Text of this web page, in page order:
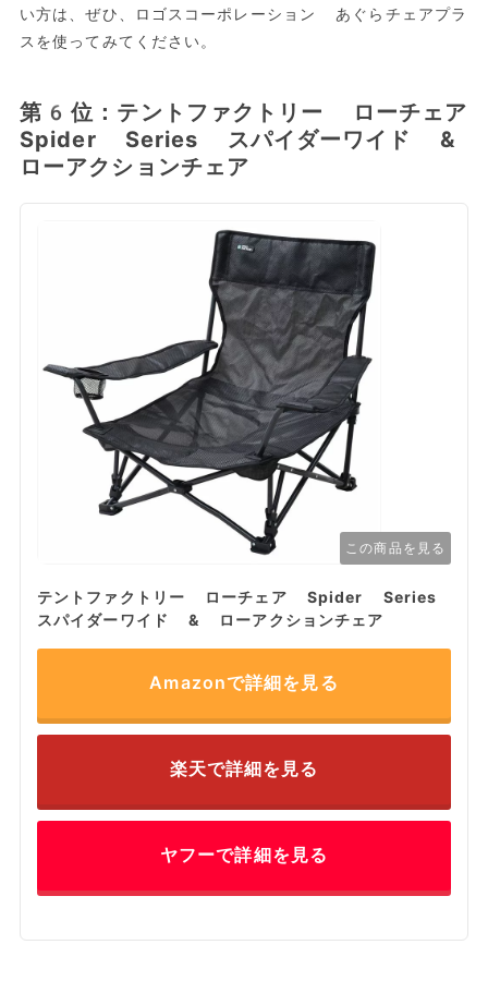
い方は、ぜひ、ロゴスコーポレーション あぐらチェアプラ
スを使ってみてください。
第6位：テントファクトリー ローチェア
Spider Series スパイダーワイド &
ローアクションチェア
この商品を見る
テントファクトリー ローチェア Spider Series
スパイダーワイド & ローアクションチェア
Amazonで詳細を見る
楽天で詳細を見る
ヤフーで詳細を見る